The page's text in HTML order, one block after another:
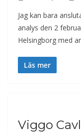
Jag kan bara
analys den 2
Helsingborg med
Läs mer
Viggo